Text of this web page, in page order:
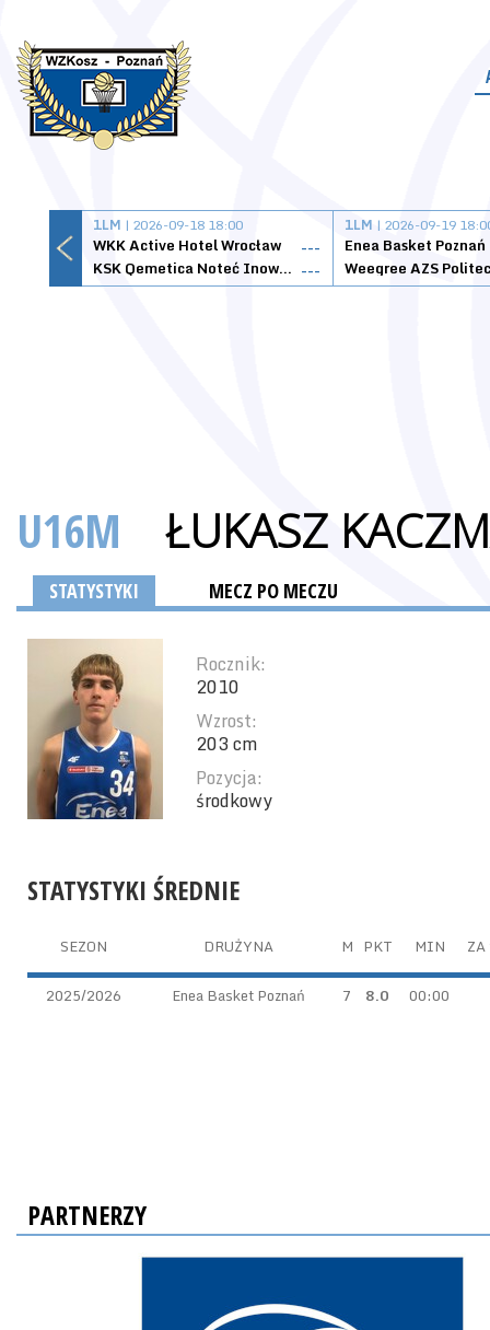
1LM | 2026-09-18 18:00
WKK Active Hotel Wrocław
---
KSK Qemetica Noteć Inowrocław ---
1LM | 2026-09-19
Enea Basket Poznań
U16M ŁUKASZ
STATYSTYKI MECZ PO MECZU
Rocznik:
2010
Wzrost:
203 cm
Pozycja:
środkowy
STATYSTYKI ŚREDNIE
SEZON DRUŻYNA M PKT MIN
2025/2026 Enea Basket Poznań 7 8.0 00:00
PARTNERZY